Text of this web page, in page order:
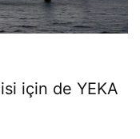
için de YEKA